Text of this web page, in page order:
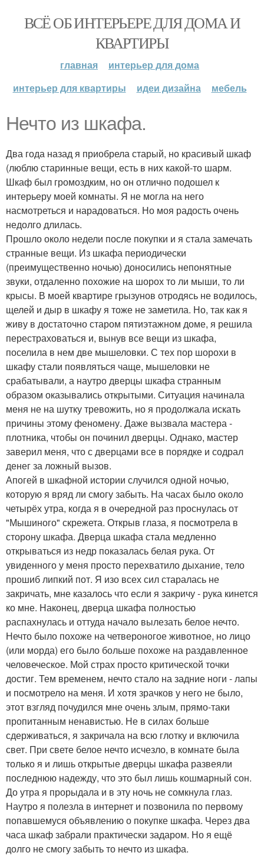
ВСЁ ОБ ИНТЕРЬЕРЕ ДЛЯ ДОМА И
КВАРТИРЫ
главная
интерьер для дома
интерьер для квартиры
идеи дизайна мебель
Нечто из шкафа.
Два года назад я приобрела старый, но красивый шкаф
(люблю старинные вещи, есть в них какой-то шарм.
Шкаф был громоздким, но он отлично подошел к
интерьеру моей комнаты. Я не могла на него
насмотреться и нарадоваться. Но моя радость очень
недолго длилась.
Прошло около недели после покупки и я стала замечать
странные вещи. Из шкафа периодически
(преимущественно ночью) доносились непонятные
звуки, отдаленно похожие на шорох то ли мыши, то ли
крысы. В моей квартире грызунов отродясь не водилось,
щелей и дыр в шкафу я тоже не заметила. Но, так как я
живу в достаточно старом пятиэтажном доме, я решила
перестраховаться и, вынув все вещи из шкафа,
поселила в нем две мышеловки. С тех пор шорохи в
шкафу стали появляться чаще, мышеловки не
срабатывали, а наутро дверцы шкафа странным
образом оказывались открытыми. Ситуация начинала
меня не на шутку тревожить, но я продолжала искать
причины этому феномену. Даже вызвала мастера -
плотника, чтобы он починил дверцы. Однако, мастер
заверил меня, что с дверцами все в порядке и содрал
денег за ложный вызов.
Апогей в шкафной истории случился одной ночью,
которую я вряд ли смогу забыть. На часах было около
четырёх утра, когда я в очередной раз проснулась от
"Мышиного" скрежета. Открыв глаза, я посмотрела в
сторону шкафа. Дверца шкафа стала медленно
открываться из недр показалась белая рука. От
увиденного у меня просто перехватило дыхание, тело
прошиб липкий пот. Я изо всех сил старалась не
закричать, мне казалось что если я закричу - рука кинется
ко мне. Наконец, дверца шкафа полностью
распахнулась и оттуда начало вылезать белое нечто.
Нечто было похоже на четвероногое животное, но лицо
(или морда) его было больше похоже на раздавленное
человеческое. Мой страх просто критической точки
достиг. Тем временем, нечто стало на задние ноги - лапы
и посмотрело на меня. И хотя зрачков у него не было,
этот взгляд почудился мне очень злым, прямо-таки
пропитанным ненавистью. Не в силах больше
сдерживаться, я закричала на всю глотку и включила
свет. При свете белое нечто исчезло, в комнате была
только я и лишь открытые дверцы шкафа развеяли
последнюю надежду, что это был лишь кошмарный сон.
До утра я прорыдала и в эту ночь не сомкнула глаз.
Наутро я полезла в интернет и позвонила по первому
попавшемуся объявлению о покупке шкафа. Через два
часа шкаф забрали практически задаром. Но я ещё
долго не смогу забыть то нечто из шкафа.